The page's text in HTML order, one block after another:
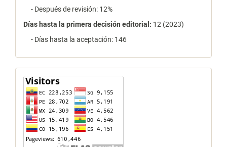
- Después de revisión: 12%
Días hasta la primera decisión editorial: 12 (2023)
- Días hasta la aceptación: 146
contador